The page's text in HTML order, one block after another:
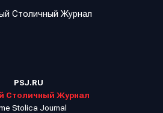
PSJ.RU
Столичный Журнал
Stolica Journal